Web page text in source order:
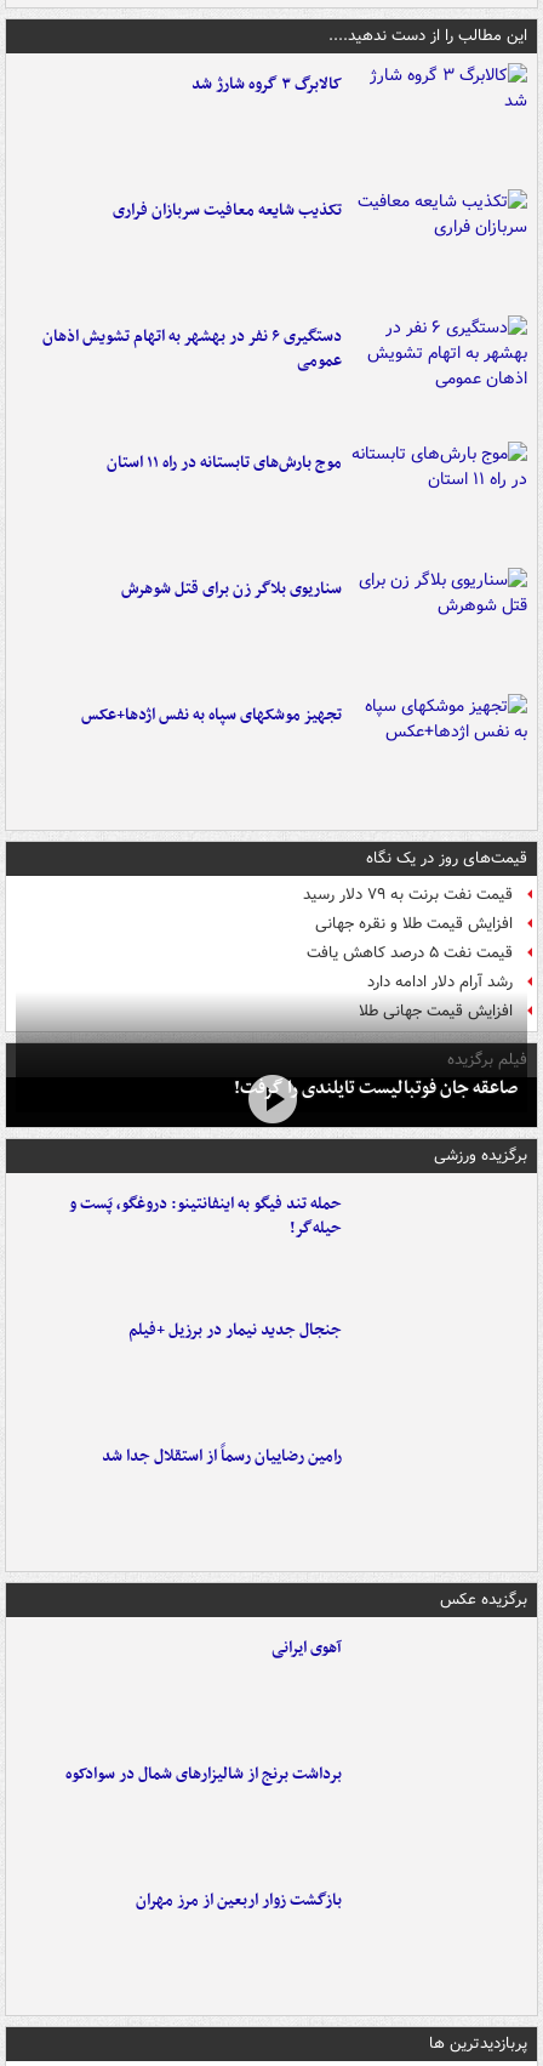
این مطالب را از دست ندهید....
کالابرگ ۳ گروه شارژ شد
تکذیب شایعه معافیت سربازان فراری
دستگیری ۶ نفر در بهشهر به اتهام تشویش اذهان
عمومی
موج بارش‌های تابستانه در راه ۱۱ استان
سناریوی بلاگر زن برای قتل شوهرش
تجهیز موشکهای سپاه به نفس اژدها+عکس
قیمت‌های روز در یک نگاه
قیمت نفت برنت به ۷۹ دلار رسید
افزایش قیمت طلا و نقره جهانی
قیمت نفت ۵ درصد کاهش یافت
رشد آرام دلار ادامه دارد
افزایش قیمت جهانی طلا
فیلم برگزیده
صاعقه جان فوتبالیست تایلندی را گرفت!
برگزیده ورزشی
حمله تند فیگو به اینفانتینو: دروغگو، پَست‌ و
حیله‌گر!
جنجال جدید نیمار در برزیل +فیلم
رامین رضاییان رسماً از استقلال جدا شد
برگزیده عکس
آهوی ایرانی
برداشت برنج از شالیزارهای شمال در سوادکوه
بازگشت زوار اربعین از مرز مهران
پربازدیدترین ها